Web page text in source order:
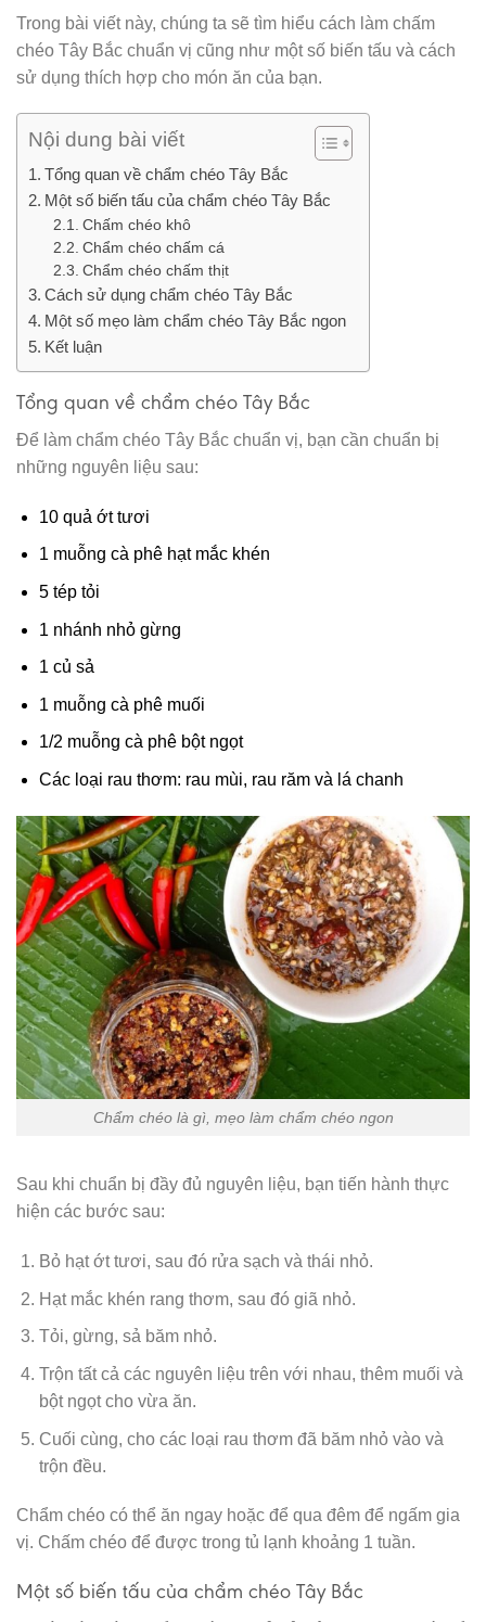
Trong bài viết này, chúng ta sẽ tìm hiểu cách làm chấm
chéo Tây Bắc chuẩn vị cũng như một số biến tấu và cách
sử dụng thích hợp cho món ăn của bạn.
Nội dung bài viết
Tổng quan về chẩm chéo Tây Bắc
Một số biến tấu của chẩm chéo Tây Bắc
Chấm chéo khô
Chẩm chéo chấm cá
Chẩm chéo chấm thịt
Cách sử dụng chẩm chéo Tây Bắc
Một số mẹo làm chẩm chéo Tây Bắc ngon
Kết luận
Tổng quan về chẩm chéo Tây Bắc
Để làm chẩm chéo Tây Bắc chuẩn vị, bạn cần chuẩn bị
những nguyên liệu sau:
10 quả ớt tươi
1 muỗng cà phê hạt mắc khén
5 tép tỏi
1 nhánh nhỏ gừng
1 củ sả
1 muỗng cà phê muối
1/2 muỗng cà phê bột ngọt
Các loại rau thơm: rau mùi, rau răm và lá chanh
Chẩm chéo là gì, mẹo làm chẩm chéo ngon
Sau khi chuẩn bị đầy đủ nguyên liệu, bạn tiến hành thực
hiện các bước sau:
Bỏ hạt ớt tươi, sau đó rửa sạch và thái nhỏ.
Hạt mắc khén rang thơm, sau đó giã nhỏ.
Tỏi, gừng, sả băm nhỏ.
Trộn tất cả các nguyên liệu trên với nhau, thêm muối và
bột ngọt cho vừa ăn.
Cuối cùng, cho các loại rau thơm đã băm nhỏ vào và
trộn đều.
Chẩm chéo có thể ăn ngay hoặc để qua đêm để ngấm gia
vị. Chấm chéo để được trong tủ lạnh khoảng 1 tuần.
Một số biến tấu của chẩm chéo Tây Bắc